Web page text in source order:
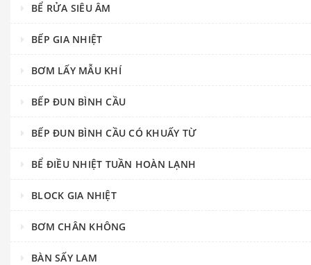
BỂ RỬA SIÊU ÂM
BẾP GIA NHIỆT
BƠM LẤY MẪU KHÍ
BẾP ĐUN BÌNH CẦU
BẾP ĐUN BÌNH CẦU CÓ KHUẤY TỪ
BỂ ĐIỀU NHIỆT TUẦN HOÀN LẠNH
BLOCK GIA NHIỆT
BƠM CHÂN KHÔNG
BÀN SẤY LAM